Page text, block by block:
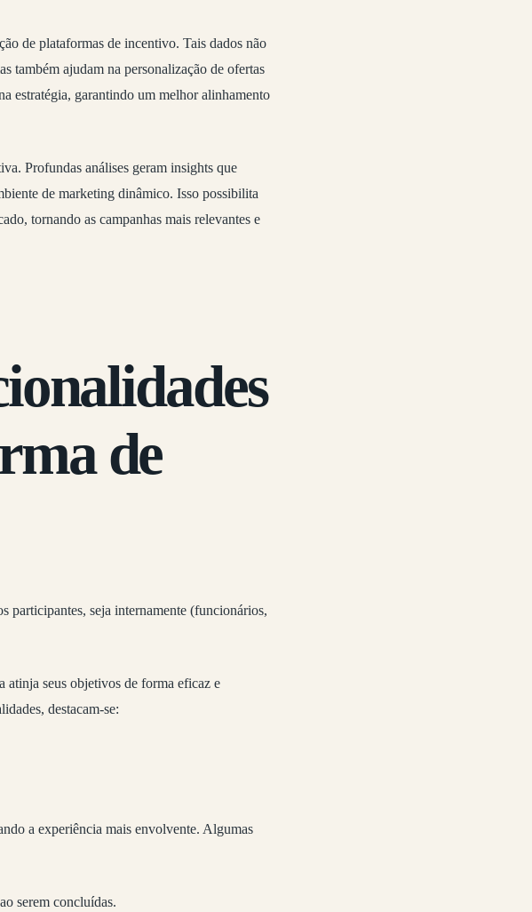
de plataformas de incentivo. Tais dados não
também ajudam na personalização de ofertas
estratégia, garantindo um melhor alinhamento
Profundas análises geram insights que
de marketing dinâmico. Isso possibilita
tornando as campanhas mais relevantes e
de
participantes, seja internamente (funcionários,
atinja seus objetivos de forma eficaz e
destacam-se:
a experiência mais envolvente. Algumas
serem concluídas.